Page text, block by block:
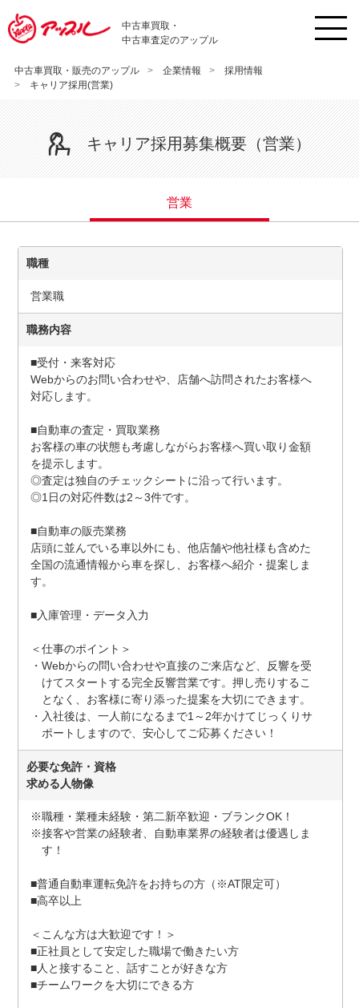
中古車買取・
中古車査定のアップル
中古車買取・販売のアップル 企業情報
採用情報
キャリア採用(営業)
キャリア採用募集概要（営業）
営業
職種
営業職
職務内容
■受付・来客対応
Webからのお問い合わせや、店舗へ訪問されたお客様へ
対応します。
■自動車の査定・買取業務
お客様の車の状態も考慮しながらお客様へ買い取り金額
を提示します。
◎査定は独自のチェックシートに沿って行います。
◎1日の対応件数は2～3件です。
■自動車の販売業務
店頭に並んでいる車以外にも、他店舗や他社様も含めた
全国の流通情報から車を探し、お客様へ紹介・提案しま
す。
■入庫管理・データ入力
＜仕事のポイント＞
・Webからの問い合わせや直接のご来店など、反響を受
けてスタートする完全反響営業です。押し売りするこ
となく、お客様に寄り添った提案を大切にできます。
・入社後は、一人前になるまで1～2年かけてじっくりサ
ポートしますので、安心してご応募ください！
必要な免許・資格
求める人物像
※職種・業種未経験・第二新卒歓迎・ブランクOK！
※接客や営業の経験者、自動車業界の経験者は優遇しま
す！
■普通自動車運転免許をお持ちの方（※AT限定可）
■高卒以上
＜こんな方は大歓迎です！＞
■正社員として安定した職場で働きたい方
■人と接すること、話すことが好きな方
■チームワークを大切にできる方